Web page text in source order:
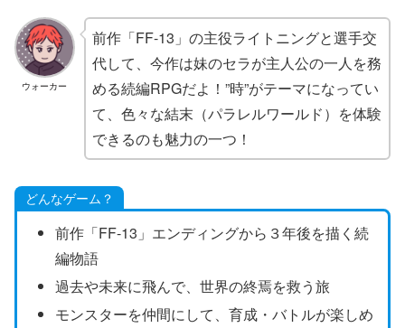
ウォーカー
前作「FF-13」の主役ライトニングと選手交
代して、今作は妹のセラが主人公の一人を務
める続編RPGだよ！”時”がテーマになってい
て、色々な結末（パラレルワールド）を体験
できるのも魅力の一つ！
どんなゲーム？
前作「FF-13」エンディングから３年後を描く続
編物語
過去や未来に飛んで、世界の終焉を救う旅
モンスターを仲間にして、育成・バトルが楽しめ